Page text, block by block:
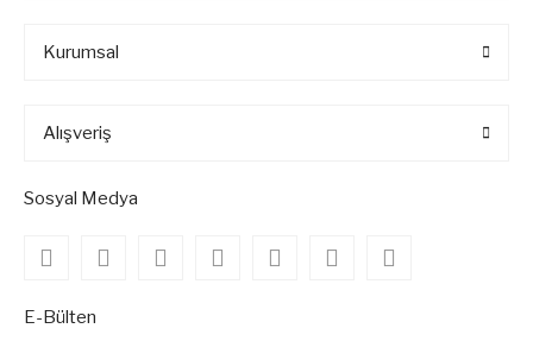
Kurumsal
Alışveriş
Sosyal Medya
E-Bülten